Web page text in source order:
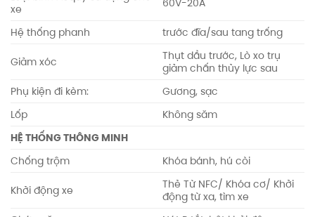
xe
Hệ thống phanh trước đĩa/sau tang trống
Giảm xóc
Thụt dầu trước, Lò xo trụ
giảm chấn thủy lực sau
Phụ kiện đi kèm:
Gương, sạc
Lốp
Không săm
HỆ THỐNG THÔNG MINH
Chống trộm
Khóa bánh, hú còi
Khởi động xe
Thẻ Từ NFC/ Khóa cơ/ Khởi
động từ xa, tìm xe